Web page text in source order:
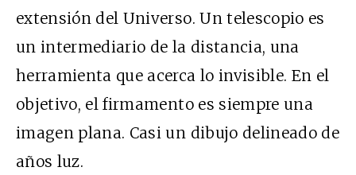
extensión del Universo. Un telescopio es
un intermediario de la distancia, una
herramienta que acerca lo invisible. En el
objetivo, el firmamento es siempre una
imagen plana. Casi un dibujo delineado de
años luz.